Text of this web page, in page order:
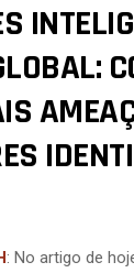
: No artigo de